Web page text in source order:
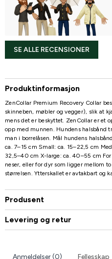
SE ALLE RECENSIONER
Produktinformasjon
ZenCollar Premium Recovery Collar
skinneben, møbler og vegger), slik at
mens det er beskyttet. ZenCollar er et
opp med munnen. Hundens halsbånd
man i borrelåsen. Mål hundens
ca. 7–15 cm Small: ca. 15–22,5 cm
32,5–40 cm X-large: ca. 40–55 cm
neser, eller for dyr som ligger mellom
størrelsen. Ytterskallet er avtakbart og
Produsent
Levering og retur
Anmeldelser (0) Fellesskap